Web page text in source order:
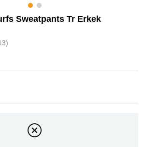
Sweatpants Tr Erkek